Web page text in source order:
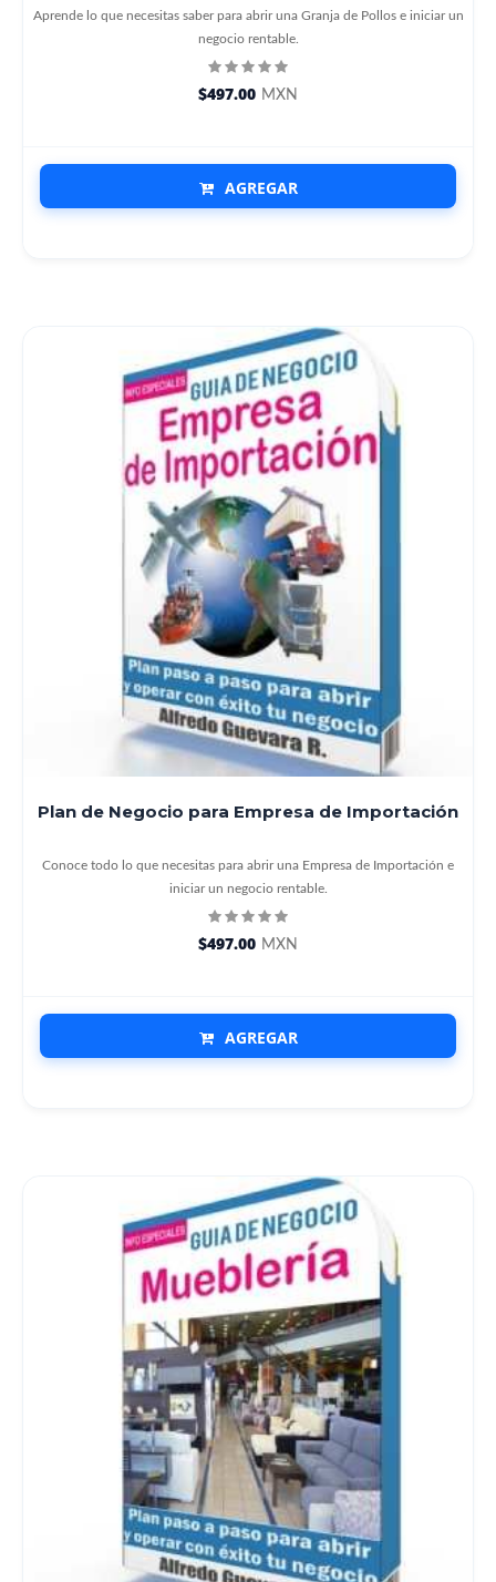
Aprende lo que necesitas saber para abrir una Granja de Pollos e iniciar un
negocio rentable.
$497.00 MXN
AGREGAR
Plan de Negocio para Empresa de Importación
Conoce todo lo que necesitas para abrir una Empresa de Importación e
iniciar un negocio rentable.
$497.00 MXN
AGREGAR